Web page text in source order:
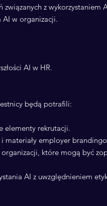
z wykorzystaniem
AI w organizacji.
AI w HR.
będą potrafili:
elementy rekrutacji.
materiały employer
które mogą być
AI z uwzględnieniem